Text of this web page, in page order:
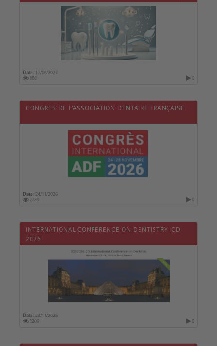
Date : 17/06/2027
888
0
CONGRÈS DE L'ASSOCIATION DENTAIRE FRANÇAISE
Date : 24/11/2026
2789
0
INTERNATIONAL CONFERENCE ON DENTISTRY ICD
2026
Date : 23/11/2026
2209
0